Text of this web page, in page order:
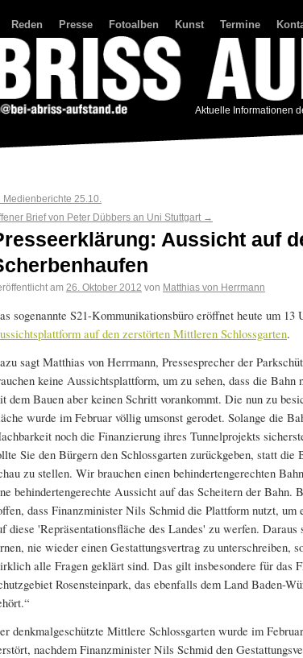
Reden Presse Fotoalben Kunst Termine
Aktuelle Informationen
Medienberichte 25.10.
Brief von Peter Dübbers an Uni Stuttgart →
Aussicht auf
am 26. Oktober 2012 von Matthias von Herrmann
sogenannte S21-Kommunikationsbüro eröffnet heute um 13
auf den zerstörten Mittleren Schlossgarten.
sagt Matthias von Herrmann, Pressesprecher der
keine Aussichtsplattform, um zu sehen, dass die Bahn
dem Bauen aber keinen Schritt vorankommt. Die nun zu
wurde im Februar völlig umsonst gerodet. Solange die
noch die Finanzierung ihres Tunnelprojekts
Sie den Bürgern den Schlossgarten zurückgeben, statt die
zu stellen. Wir brauchen einen behindertengerechten
behindertengerechte Aussicht auf das Scheitern der Bahn.
dass Finanzminister Nils Schmid die Plattform nutzt, um
diese 'Repräsentationsfläche des Landes' zu werfen. Daraus
nie wieder einen Gestattungsvertrag zu unterschreiben,
alle Fragen geklärt sind. Das gilt insbesondere für das
Rosensteinpark, das ebenfalls dem Land Baden-
denkmalgeschützte Mittlere Schlossgarten wurde im
nachdem Finanzminister Nils Schmid den